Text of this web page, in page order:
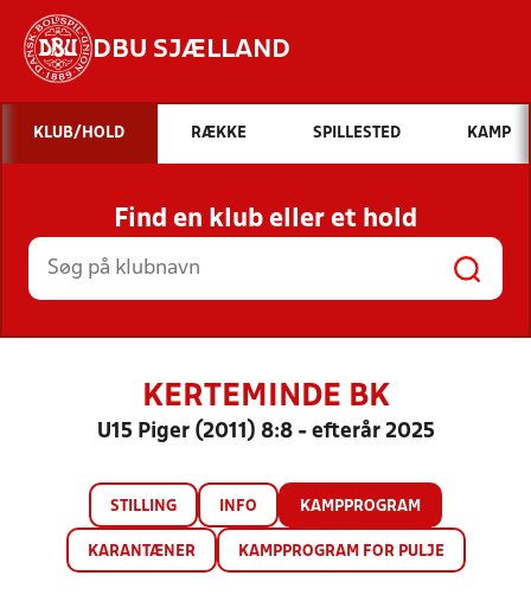
DBU SJÆLLAND
Hvad vil du søge efter?
INDHOLD OG NYHEDER
STILLINGER, RESULTATER, KLUBBER OG
HOLD
KLUB/HOLD RÆKKE SPILLESTED KAMP
Find en klub eller et hold
KERTEMINDE BK
U15 Piger (2011) 8:8 - efterår 2025
STILLING INFO KAMPPROGRAM
KARANTÆNER KAMPPROGRAM FOR PULJE